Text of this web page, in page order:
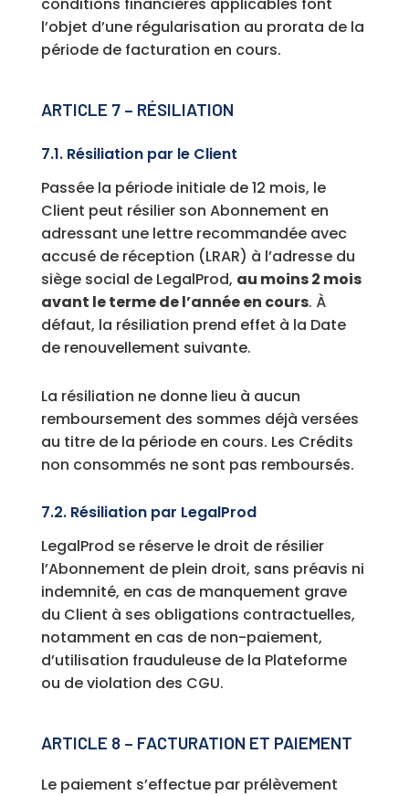
l’objet d’une régularisation au prorata de la
période de facturation en cours.
ARTICLE 7 – RÉSILIATION
7.1. Résiliation par le Client
Passée la période initiale de 12 mois, le
Client peut résilier son Abonnement en
adressant une lettre recommandée avec
accusé de réception (LRAR) à l’adresse du
siège social de LegalProd, au moins 2 mois
avant le terme de l’année en cours. À
défaut, la résiliation prend effet à la Date
de renouvellement suivante.
La résiliation ne donne lieu à aucun
remboursement des sommes déjà versées
au titre de la période en cours. Les Crédits
non consommés ne sont pas remboursés.
7.2. Résiliation par LegalProd
LegalProd se réserve le droit de résilier
l’Abonnement de plein droit, sans préavis ni
indemnité, en cas de manquement grave
du Client à ses obligations contractuelles,
notamment en cas de non-paiement,
d’utilisation frauduleuse de la Plateforme
ou de violation des CGU.
ARTICLE 8 – FACTURATION ET PAIEMENT
Le paiement s’effectue par prélèvement